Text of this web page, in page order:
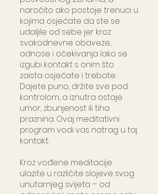
naročito ako postoje trenuci u
kojima osjećate da ste se
udaljile od sebe jer kroz
svakodnevne obaveze,
odnose i očekivanja lako se
izgubi kontakt s onim što
zaista osjećate i trebate.
Dajete puno, držite sve pod
kontrolom, a iznutra ostaje
umor, zbunjenost ili tiha
praznina. Ovaj meditativni
program vodi vas natrag u taj
kontakt.
Kroz vođene meditacije
ulazite u različite slojeve svog
unutarnjeg svijeta – od